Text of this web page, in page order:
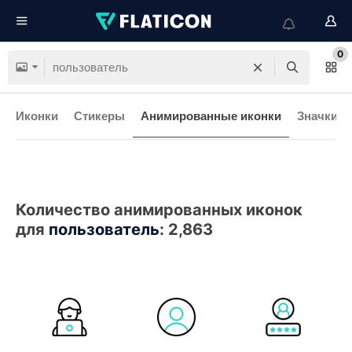
0
Иконки Стикеры Анимированные иконки Значки
Количество анимированных иконок
для пользователь: 2,863